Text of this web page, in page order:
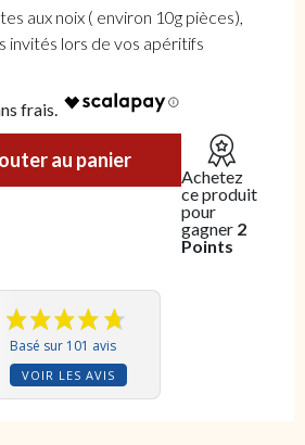
aux noix ( environ 10g pièces),
invités lors de vos apéritifs
au panier
Achetez
ce produit
pour
gagner 2
Points
Basé sur 101 avis
VOIR LES AVIS